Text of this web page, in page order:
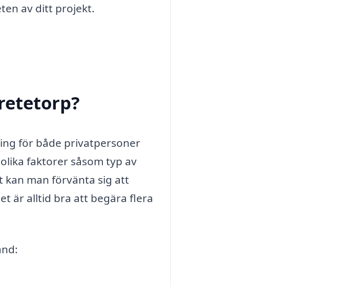
av ditt projekt.
för både privatpersoner
faktorer såsom typ av
kan man förvänta sig att
är alltid bra att begära flera